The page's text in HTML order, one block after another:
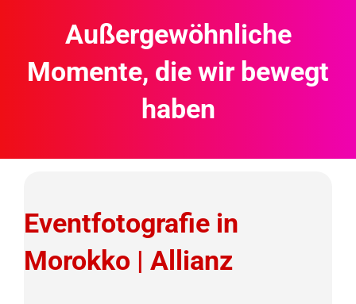
Außergewöhnliche
Momente, die wir bewegt
haben
Eventfotografie in
Morokko | Allianz